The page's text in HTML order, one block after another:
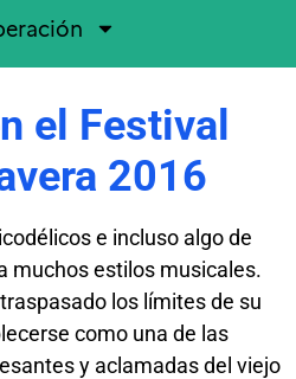
el Festival
2016
e incluso algo de
muchos estilos musicales.
los límites de su
como una de las
y aclamadas del viejo